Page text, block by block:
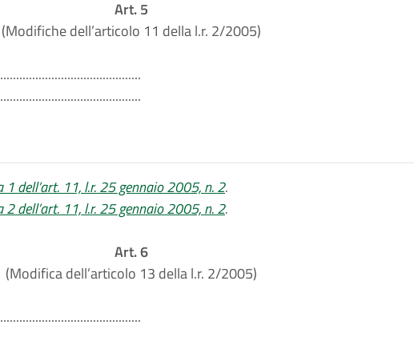
Art. 5
(Modifiche dell’articolo 11 della l.r. 2/2005)
1 dell’art. 11, l.r. 25 gennaio 2005, n. 2.
2 dell’art. 11, l.r. 25 gennaio 2005, n. 2.
Art. 6
(Modifica dell’articolo 13 della l.r. 2/2005)